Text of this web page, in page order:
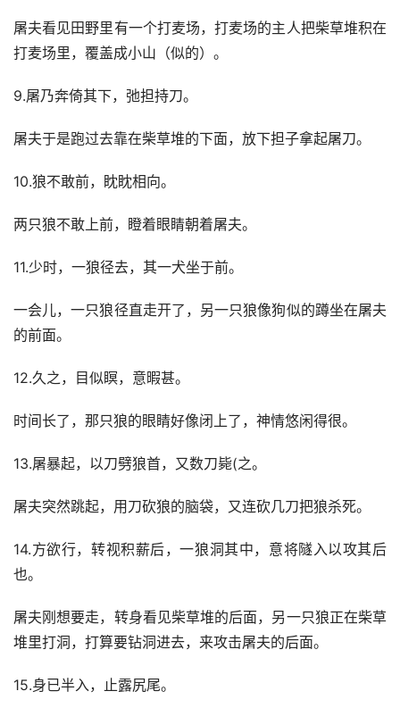
屠夫看见田野里有一个打麦场，打麦场的主人把柴草堆积在
打麦场里，覆盖成小山（似的）。
9.屠乃奔倚其下，弛担持刀。
屠夫于是跑过去靠在柴草堆的下面，放下担子拿起屠刀。
10.狼不敢前，眈眈相向。
两只狼不敢上前，瞪着眼睛朝着屠夫。
11.少时，一狼径去，其一犬坐于前。
一会儿，一只狼径直走开了，另一只狼像狗似的蹲坐在屠夫
的前面。
12.久之，目似瞑，意暇甚。
时间长了，那只狼的眼睛好像闭上了，神情悠闲得很。
13.屠暴起，以刀劈狼首，又数刀毙(之。
屠夫突然跳起，用刀砍狼的脑袋，又连砍几刀把狼杀死。
14.方欲行，转视积薪后，一狼洞其中，意将隧入以攻其后
也。
屠夫刚想要走，转身看见柴草堆的后面，另一只狼正在柴草
堆里打洞，打算要钻洞进去，来攻击屠夫的后面。
15.身已半入，止露尻尾。